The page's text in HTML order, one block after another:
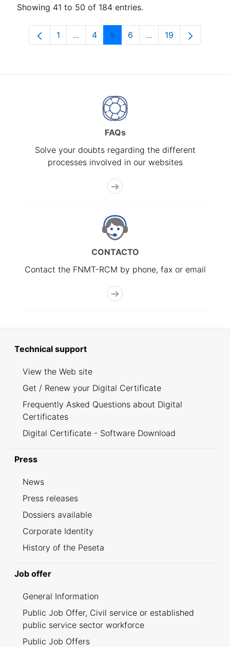
Showing 41 to 50 of 184 entries.
Page
1 ...Intermediate Pages Use TAB to
Page
4 Page
5 Page
6 ...Intermediate Pages
Page
19
FAQs
Solve your doubts regarding the different
processes involved in our websites
CONTACTO
Contact the FNMT-RCM by phone, fax or email
Technical support
View the Web site
Get / Renew your Digital Certificate
Frequently Asked Questions about Digital
Certificates
Digital Certificate - Software Download
Press
News
Press releases
Dossiers available
Corporate Identity
History of the Peseta
Job offer
General Information
Public Job Offer, Civil service or established
public service sector workforce
Public Job Offers